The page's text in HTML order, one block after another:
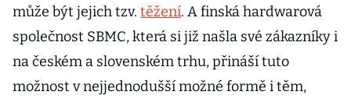
může být jejich tzv. těžení. A finská hardwarová
společnost SBMC, která si již našla své zákazníky i
na českém a slovenském trhu, přináší tuto
možnost v nejjednodušší možné formě i těm,